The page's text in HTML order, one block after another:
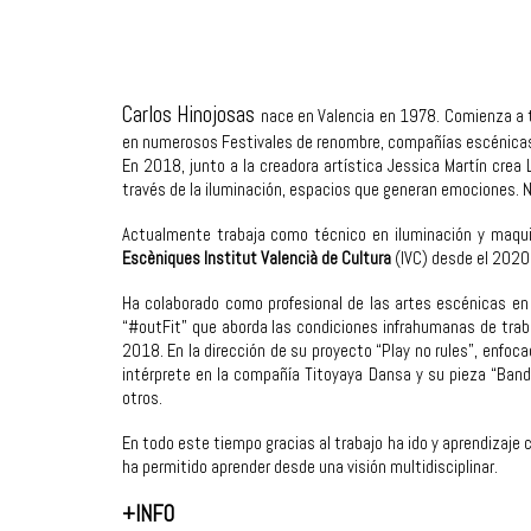
Carlos Hinojosas nace en Valencia en 1978. Comienza
en numerosos Festivales de renombre, compañías
En 2018, junto a la creadora artística Jessica Martín
través de la iluminación, espacios que generan emociones.
Actualmente trabaja como técnico en iluminación y
Escèniques Institut Valencià de Cultura (IVC) desde el
Ha colaborado como profesional de las artes escénicas
“#outFit” que aborda las condiciones infrahumanas de
2018. En la dirección de su proyecto “Play no rules”,
intérprete en la compañía Titoyaya Dansa y su pieza
otros.
En todo este tiempo gracias al trabajo ha ido y
ha permitido aprender desde una visión multidisciplinar.
+INFO